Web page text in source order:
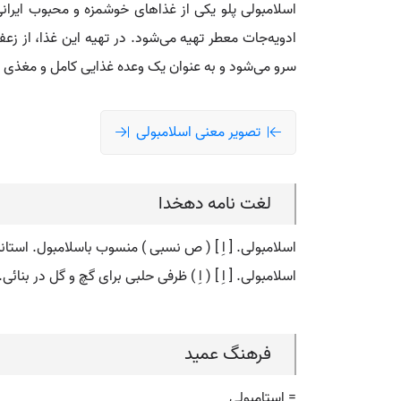
اسلامبولی پلو یکی از غذاهای خوشمزه و محبوب
ادویه‌جات معطر تهیه می‌شود. در تهیه این غذا، از
سرو می‌شود و به عنوان یک وعده غذایی کامل و مغذی
تصویر معنی اسلامبولی
لغت نامه دهخدا
اسلامبولی. [ اِ ] ( ص نسبی ) منسوب باسلامبول.
اسلامبولی. [ اِ ] ( اِ ) ظرفی حلبی برای گچ و گل در
فرهنگ عمید